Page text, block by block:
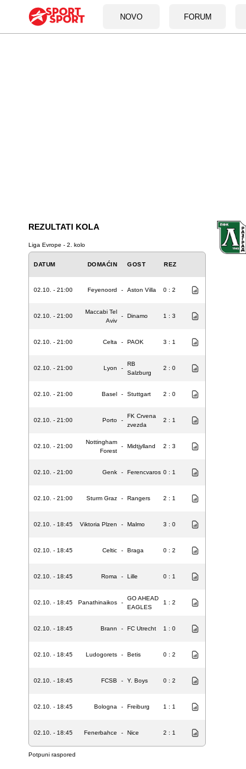
NOVO FORUM
REZULTATI KOLA
Liga Evrope - 2. kolo
DATUM DOMAĆIN GOST REZ
02.10. - 21:00 Feyenoord - Aston Villa 0 : 2
02.10. - 21:00
Maccabi Tel
Aviv
- Dinamo 1 : 3
02.10. - 21:00 Celta - PAOK 3 : 1
02.10. - 21:00 Lyon -
RB
Salzburg
2 : 0
02.10. - 21:00 Basel - Stuttgart 2 : 0
02.10. - 21:00 Porto -
FK Crvena
zvezda
2 : 1
02.10. - 21:00
Nottingham
Forest
- Midtjylland 2 : 3
02.10. - 21:00 Genk - Ferencvaros 0 : 1
02.10. - 21:00 Sturm Graz - Rangers 2 : 1
02.10. - 18:45 Viktoria Plzen - Malmo 3 : 0
02.10. - 18:45 Celtic - Braga 0 : 2
02.10. - 18:45 Roma - Lille 0 : 1
02.10. - 18:45 Panathinaikos -
GO AHEAD
EAGLES
1 : 2
02.10. - 18:45 Brann - FC Utrecht 1 : 0
02.10. - 18:45 Ludogorets - Betis 0 : 2
02.10. - 18:45 FCSB - Y. Boys 0 : 2
02.10. - 18:45 Bologna - Freiburg 1 : 1
02.10. - 18:45 Fenerbahce - Nice 2 : 1
Potpuni raspored